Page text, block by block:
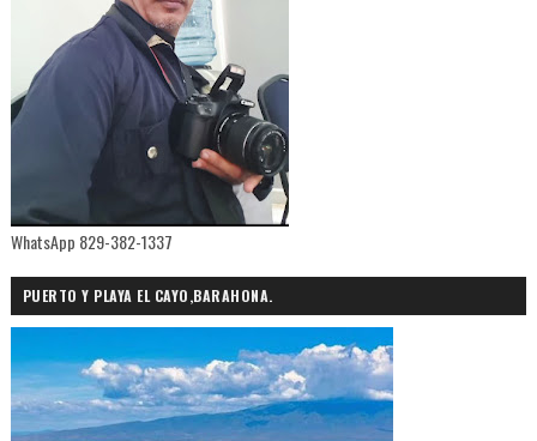
WhatsApp 829-382-1337
PUERTO Y PLAYA EL CAYO,BARAHONA.